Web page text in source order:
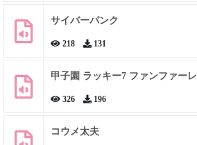
サイバーパンク
218 131
甲子園 ラッキー7 ファンファーレ
326 196
コウメ太夫